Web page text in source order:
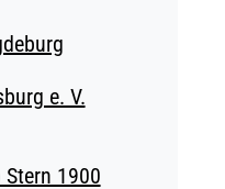
e. V.
1900